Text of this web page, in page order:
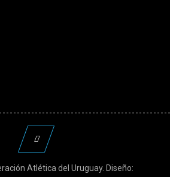
Atlética del Uruguay. Diseño: